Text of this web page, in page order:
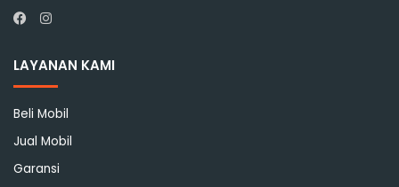
Instagram
LAYANAN KAMI
Beli Mobil
Jual Mobil
Garansi